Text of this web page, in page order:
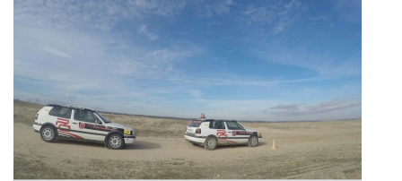
o
o
o
n
ar
ti
r